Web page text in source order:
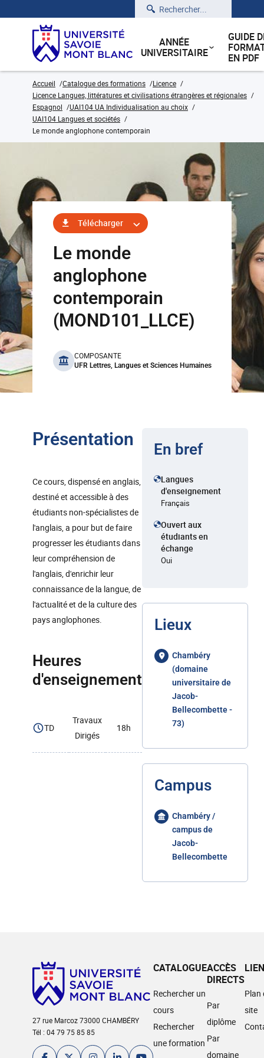
Rechercher
ANNÉE
UNIVERSITAIRE
GUIDE
EN PDF
Accueil Catalogue des formations
Licence
Licence Langues, littératures et civilisations étrangères et régionales
Espagnol
UAI104 UA Individualisation au choix
UAI104 Langues et sociétés
Le monde anglophone contemporain
Télécharger
Le monde
anglophone
contemporain
(MOND101_LLCE)
benefits
COMPOSANTE
UFR Lettres, Langues et Sciences Humaines
Présentation
Ce cours, dispensé en anglais,
destiné et accessible à des
étudiants non-spécialistes de
l'anglais, a pour but de faire
progresser les étudiants dans
leur compréhension de
l'anglais, d'enrichir leur
connaissance de la langue, de
l'actualité et de la culture des
pays anglophones.
Heures
d'enseignement
TD
Travaux
Dirigés
18h
En bref
Langues
d'enseignement
Français
Ouvert aux
étudiants en
échange
Oui
Lieux
Chambéry
(domaine
universitaire de
Jacob-
Bellecombette -
73)
Campus
Chambéry /
campus de
Jacob-
Bellecombette
27 rue Marcoz 73000 CHAMBÉRY
Tél : 04 79 75 85 85
CATALOGUE
Rechercher un
cours
Rechercher
une formation
ACCÈS
DIRECTS
Par
diplôme
Par
domaine
Plan
site